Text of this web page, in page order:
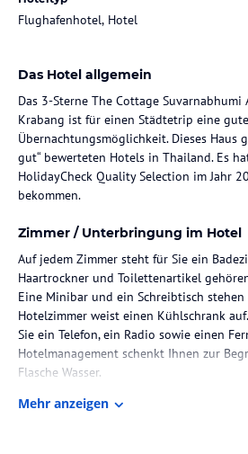
Flughafenhotel, Hotel
Das Hotel allgemein
Das 3-Sterne The Cottage
Krabang ist für einen Städtetrip eine gute
Übernachtungsmöglichkeit. Dieses Haus
gut“ bewerteten Hotels in Thailand. Es
HolidayCheck Quality Selection im Jahr
bekommen.
Zimmer / Unterbringung im Hotel
Auf jedem Zimmer steht für Sie ein
Haartrockner und Toilettenartikel
Eine Minibar und ein Schreibtisch
Hotelzimmer weist einen Kühlschrank
Sie ein Telefon, ein Radio sowie einen
Hotelmanagement schenkt Ihnen zur
Flasche Wasser.
Sport und Unterhaltung
Mehr anzeigen